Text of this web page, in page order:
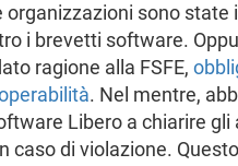
sono state
i brevetti software.
ragione alla FSFE,
. Nel mentre,
Libero a chiarire gli
caso di violazione.